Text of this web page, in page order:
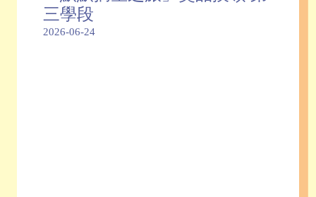
三學段
2026-06-24